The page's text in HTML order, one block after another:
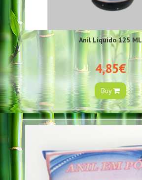
Anil Liquido 125 ML
4,85€
Buy